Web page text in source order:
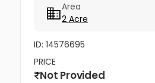
Area
2 Acre
ID: 14576695
PRICE
Not Provided